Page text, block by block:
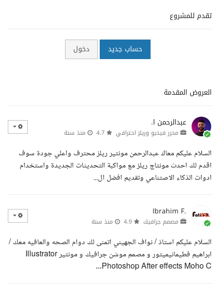
تقدم للمشروع
حساب جديد دخول
العروض المقدمة
عبدالرحمن ا.
محرر فيديو وريلز احترافي منذ سنة
السلام عليكم معاك عبدالرحمن مونتير ريلز محترف واعلي جودة سوف
اقدم لك احدث مونتاج ريلز مع مواكبة التحديثات الجديدة واستخدام
ادوات الذكاء الاصتناعي وتقديم افضل ال...
Ibrahim F.
مصمم جرافيك منذ سنة
السلام عليكم استاذ / نواف الجهيني اتمنى لك دوام الصحه والعافيه معك /
ابراهيم فطيمانيميتور و مصمم موشن جرافيك و مونتير Illustrator
Photoshop After effects Moho C...